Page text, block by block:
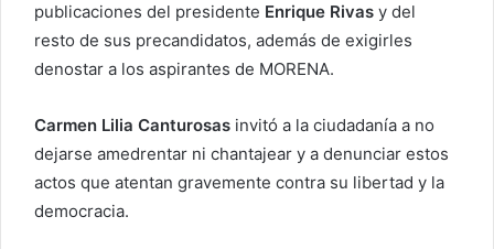
publicaciones del presidente Enrique Rivas y del
resto de sus precandidatos, además de exigirles
denostar a los aspirantes de MORENA.
Carmen Lilia Canturosas invitó a la ciudadanía a no
dejarse amedrentar ni chantajear y a denunciar estos
actos que atentan gravemente contra su libertad y la
democracia.